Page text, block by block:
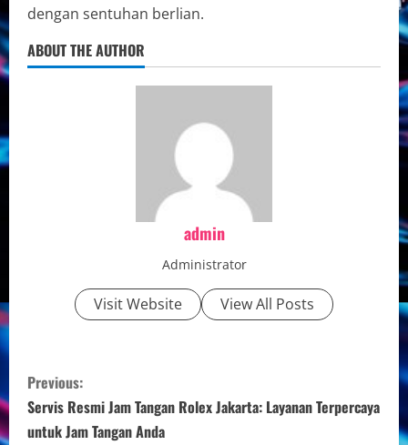
dengan sentuhan berlian.
ABOUT THE AUTHOR
admin
Administrator
Visit Website View All Posts
C
o
Previous:
Servis Resmi Jam Tangan Rolex Jakarta: Layanan Terpercaya
untuk Jam Tangan Anda